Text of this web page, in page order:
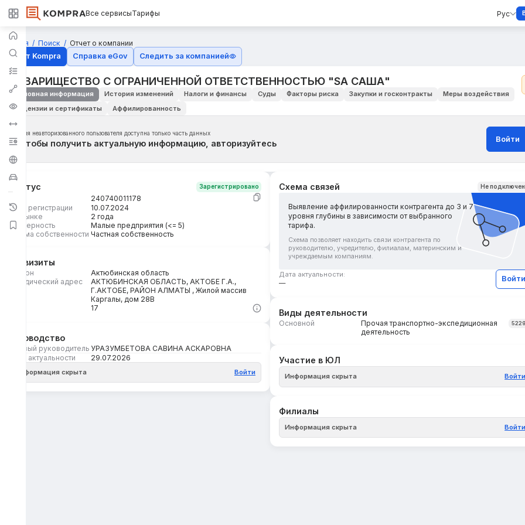
Все сервисыТарифы Рус
Главная Поиск
Отчет о компании
Отчёт Kompra
Справка eGov Следить за компанией
ТОВАРИЩЕСТВО С ОГРАНИЧЕННОЙ ОТВЕТСТВЕННОСТЬЮ "SA САША"
Основная информация История изменений Налоги и финансы Суды Факторы риска Закупки и госконтракты
Меры воздействия
Лицензии и сертификаты
Аффилированность
Для неавторизованного пользователя доступна только часть данных
Чтобы получить актуальную информацию, авторизуйтесь Войти
Статус Зарегистрировано
240740011178
Дата регистрации
10.07.2024
На рынке
2 года
Размерность
Малые предприятия (<= 5)
Форма собственности Частная собственность
Реквизиты
Регион
Актюбинская область
Юридический адрес
АКТЮБИНСКАЯ ОБЛАСТЬ, АКТОБЕ Г.А.,
Г.АКТОБЕ, РАЙОН АЛМАТЫ , Жилой массив
Каргалы, дом 28В
17
Руководство
Первый руководитель УРАЗУМБЕТОВА САВИНА АСКАРОВНА
Дата актуальности
29.07.2026
Информация скрыта Войти
Схема связей Не
Выявление аффилированности контрагента до 3 и 7
уровня глубины в зависимости от выбранного
тарифа.
Схема позволяет находить связи контрагента по
руководителю, учредителю, филиалам, материнским и
учреждаемым компаниям.
Дата актуальности:
—
Войти
Виды деятельности
Основной
Прочая транспортно-экспедиционная
деятельность
Участие в ЮЛ
Информация скрыта Войти
Филиалы
Информация скрыта Войти